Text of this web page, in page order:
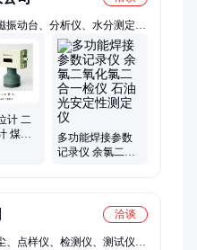
振动台、分析仪、水分测定
二氧化碳测定仪、臭氧浓度检
机
计 二
煤矿
多功能焊接参数
记录仪 余氯二氧
洽谈
、点样仪、检测仪、测试仪、